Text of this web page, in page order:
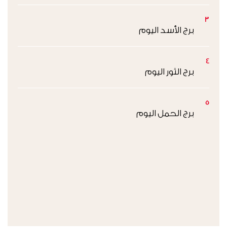
3
برج الأسد اليوم
4
برج الثور اليوم
5
برج الحمل اليوم